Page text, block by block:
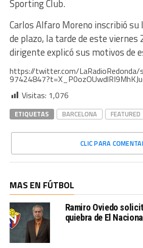
Sporting Club.
Carlos Alfaro Moreno inscribió
de plazo, la tarde de este viernes
dirigente explicó sus motivos de
https://twitter.com/
Visitas: 1,076
ETIQUETAS BARCELONA FEATURED
CLIC PARA
MAS EN FÚTBOL
Ramiro Oviedo
quiebra de El Nacional